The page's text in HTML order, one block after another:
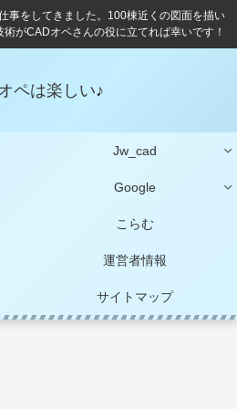
事をしてきました。100棟近くの図面を描い
がCADオペさんの役に立てれば幸いです！
ペは楽しい♪
Jw_cad
Google
こらむ
運営者情報
サイトマップ